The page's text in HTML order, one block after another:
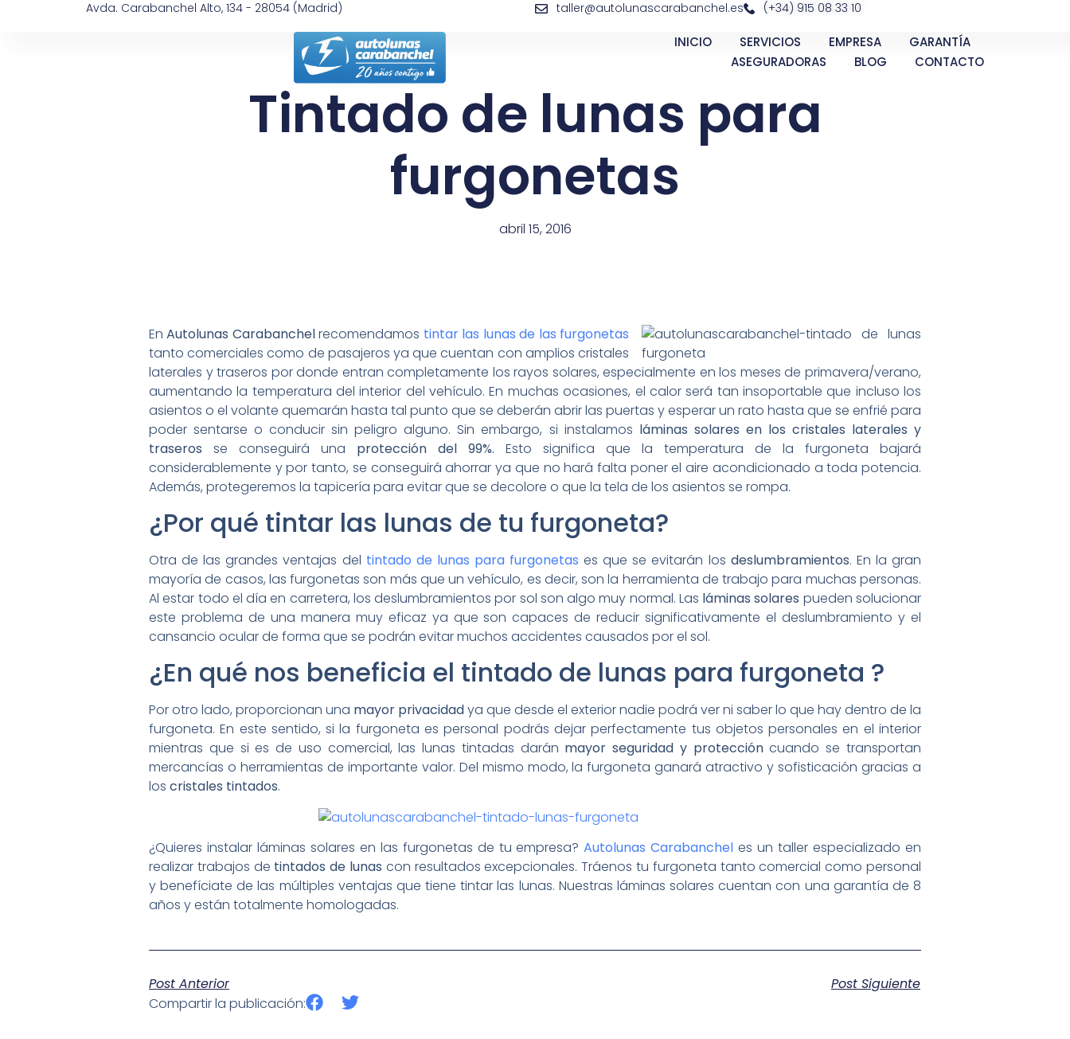
Avda. Carabanchel Alto, 134 - 28054 (Madrid) taller@autolunascarabanchel.es (+34) 915 08 33 10
INICIO SERVICIOS EMPRESA
GARANTÍA
ASEGURADORAS
BLOG CONTACTO
Tintado de lunas para
furgonetas
abril 15, 2016
EnAutolunas Carabanchelrecomendamos tintar las lunas de las furgonetas
tanto comerciales como de pasajeros ya que cuentan con amplios cristales
laterales y traseros por donde entran completamente los rayos solares, especialmente en los meses de primavera/verano,
aumentando la temperatura del interior del vehículo. En muchas ocasiones, el calor será tan insoportable que incluso los
asientos o el volante quemarán hasta tal punto que se deberán abrir las puertas y esperar un rato hasta que se enfrié para
poder sentarse o conducir sin peligro alguno. Sin embargo, si instalamos láminas solares en los cristales laterales y
traseros se conseguirá una protección del 99%. Esto significa que la temperatura de la furgoneta bajará
considerablemente y por tanto, se conseguirá ahorrar ya que no hará falta poner el aire acondicionado a toda potencia.
Además, protegeremos la tapicería para evitar que se decolore o que la tela de los asientos se rompa.
¿Por qué tintar las lunas de tu furgoneta?
Otra de las grandes ventajas del tintado de lunas para furgonetas es que se evitarán los deslumbramientos. En la gran
mayoría de casos, las furgonetas son más que un vehículo, es decir, son la herramienta de trabajo para muchas personas.
Al estar todo el día en carretera, los deslumbramientos por sol son algo muy normal. Las láminas solares pueden solucionar
este problema de una manera muy eficaz ya que son capaces de reducir significativamente el deslumbramiento y el
cansancio ocular de forma que se podrán evitar muchos accidentes causados por el sol.
¿En qué nos beneficia el tintado de lunas para furgoneta ?
Por otro lado, proporcionan una mayor privacidadya que desde el exterior nadie podrá ver ni saber lo que hay dentro de la
furgoneta. En este sentido, si la furgoneta es personal podrás dejar perfectamente tus objetos personales en el interior
mientras que si es de uso comercial, las lunas tintadas darán mayor seguridad y proteccióncuando se transportan
mercancías o herramientas de importante valor. Del mismo modo, la furgoneta ganará atractivo y sofisticación gracias a
los cristales tintados.
¿Quieres instalar láminas solares en las furgonetas de tu empresa?Autolunas Carabanchel es un taller especializado en
realizar trabajos de tintados de lunas con resultados excepcionales. Tráenos tu furgoneta tanto comercial como personal
y benefíciate de las múltiples ventajas que tiene tintar las lunas. Nuestras láminas solares cuentan con una garantía de 8
años y están totalmente homologadas.
Post Anterior
Post Siguiente
Compartir la publicación: